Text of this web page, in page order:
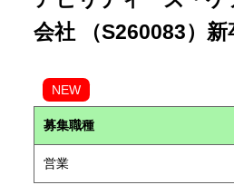
会社 （S260083）新
NEW
募集職種
営業